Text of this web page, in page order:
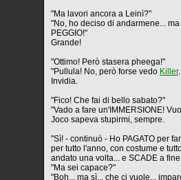
"Ma lavori ancora a Leinì?"
"No, ho deciso di andarmene...
PEGGIO!"
Grande!
"Ottimo! Però stasera pheega!"
"Pullula! No, però forse vedo Killer
Invidia.
"Fico! Che fai di bello sabato?"
"Vado a fare un'IMMERSIONE!
Joco sapeva stupirmi, sempre.
"Sì! - continuò - Ho PAGATO per
per tutto l'anno, con costume e
andato una volta... e SCADE a
"Ma sei capace?"
"Boh... ma sì... che ci vuole...